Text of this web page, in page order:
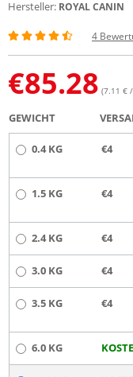
Hersteller: ROYAL CANIN
4
€85.28 (7.11 €
GEWICHT
0.4 KG €4
1.5 KG €4
2.4 KG €4
3.0 KG €4
3.5 KG €4
6.0 KG